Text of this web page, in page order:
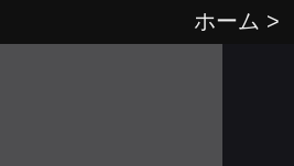
ホーム >